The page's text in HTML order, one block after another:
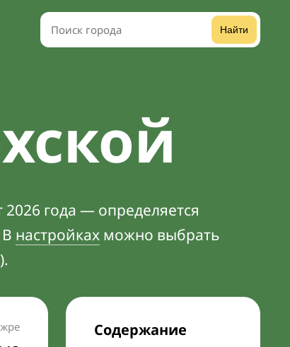
Найти
года — определяется
настройках можно выбрать
Содержание